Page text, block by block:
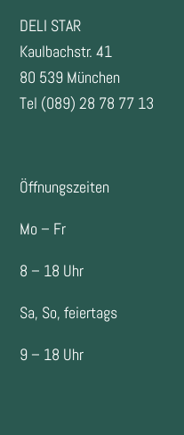
FOOTER
DELI STAR
Kaulbachstr. 41
80 539 München
Tel (089) 28 78 77 13
Öffnungszeiten
Mo – Fr
8 – 18 Uhr
Sa, So, feiertags
9 – 18 Uhr